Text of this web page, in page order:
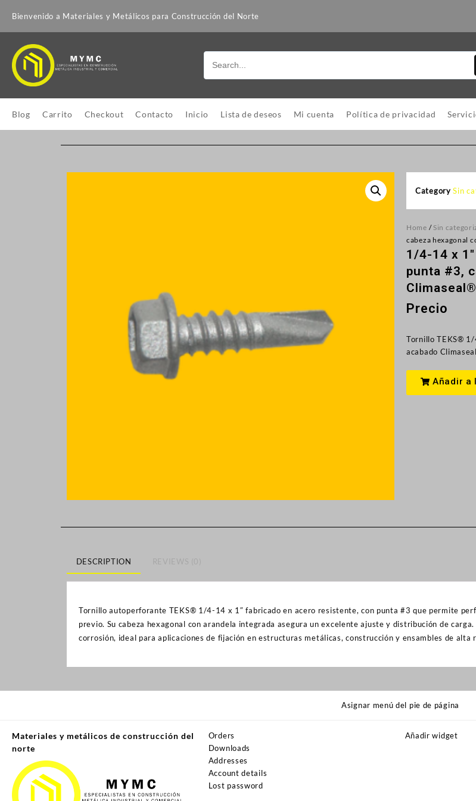
Bienvenido a Materiales y Metálicos para Construcción del Norte
Blog Carrito Checkout Contacto Inicio Lista de deseos Mi cuenta Política de privacidad
Category Sin
Home / Sin
cabeza hexagonal
1/4-14 x
punta #3,
Climaseal®
Precio
Tornillo TEKS® 1/
acabado
Añadir a
DESCRIPTION REVIEWS (0)
Tornillo autoperforante TEKS® 1/4-14 x 1″ fabricado en acero resistente, con punta #3 que permite
previo. Su cabeza hexagonal con arandela integrada asegura un excelente ajuste y distribución de
corrosión, ideal para aplicaciones de fijación en estructuras metálicas, construcción y ensambles de alta
Asignar menú del pie de página
Materiales y metálicos de construcción del
norte
Orders
Downloads
Addresses
Account details
Lost password
Añadir widget